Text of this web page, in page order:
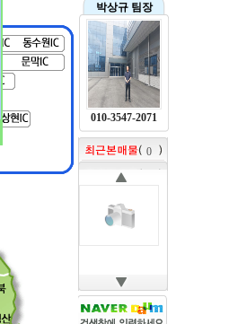
박상규 팀장
010-3547-2071
0